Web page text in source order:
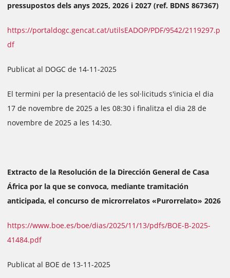
pressupostos dels anys 2025, 2026 i 2027 (ref. BDNS 867367)
https://portaldogc.gencat.cat/utilsEADOP/PDF/9542/2119297.p
df
Publicat al DOGC de 14-11-2025
El termini per la presentació de les sol·licituds s'inicia el dia
17 de novembre de 2025 a les 08:30 i finalitza el dia 28 de
novembre de 2025 a les 14:30.
Extracto de la Resolución de la Dirección General de Casa
África por la que se convoca, mediante tramitación
anticipada, el concurso de microrrelatos «Purorrelato» 2026
https://www.boe.es/boe/dias/2025/11/13/pdfs/BOE-B-2025-
41484.pdf
Publicat al BOE de 13-11-2025